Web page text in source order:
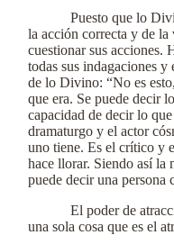
Puesto que lo
la acción correcta y de la
cuestionar sus acciones.
todas sus indagaciones
de lo Divino: “No es
que era. Se puede decir
capacidad de decir lo
dramaturgo y el actor
uno tiene. Es el crítico y
hace llorar. Siendo así la
puede decir una
El poder de
una sola cosa que es el